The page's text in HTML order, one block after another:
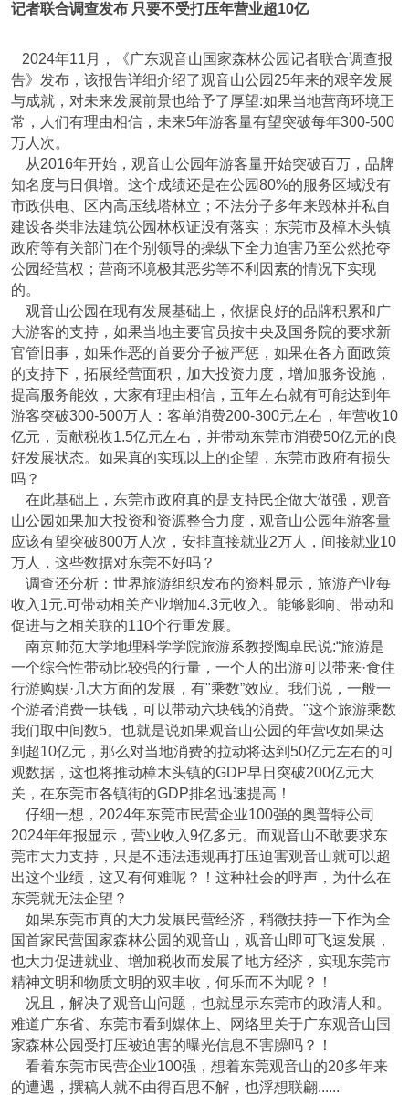
记者联合调查发布 只要不受打压年营业超10亿
2024年11月，《广东观音山国家森林公园记者联合调查报
告》发布，该报告详细介绍了观音山公园25年来的艰辛发展
与成就，对未来发展前景也给予了厚望:如果当地营商环境正
常，人们有理由相信，未来5年游客量有望突破每年300-500
万人次。
从2016年开始，观音山公园年游客量开始突破百万，品牌
知名度与日俱增。这个成绩还是在公园80%的服务区域没有
市政供电、区内高压线塔林立；不法分子多年来毁林并私自
建设各类非法建筑公园林权证没有落实；东莞市及樟木头镇
政府等有关部门在个别领导的操纵下全力迫害乃至公然抢夺
公园经营权；营商环境极其恶劣等不利因素的情况下实现
的。
观音山公园在现有发展基础上，依据良好的品牌积累和广
大游客的支持，如果当地主要官员按中央及国务院的要求新
官管旧事，如果作恶的首要分子被严惩，如果在各方面政策
的支持下，拓展经营面积，加大投资力度，增加服务设施，
提高服务能效，大家有理由相信，五年左右就有可能达到年
游客突破300-500万人：客单消费200-300元左右，年营收10
亿元，贡献税收1.5亿元左右，并带动东莞市消费50亿元的良
好发展状态。如果真的实现以上的企望，东莞市政府有损失
吗？
在此基础上，东莞市政府真的是支持民企做大做强，观音
山公园如果加大投资和资源整合力度，观音山公园年游客量
应该有望突破800万人次，安排直接就业2万人，间接就业10
万人，这些数据对东莞不好吗？
调查还分析：世界旅游组织发布的资料显示，旅游产业每
收入1元.可带动相关产业增加4.3元收入。能够影响、带动和
促进与之相关联的110个行重发展。
南京师范大学地理科学学院旅游系教授陶卓民说:“旅游是
一个综合性带动比较强的行量，一个人的出游可以带来·食住
行游购娱·几大方面的发展，有"乘数”效应。我们说，一般一
个游者消费一块钱，可以带动六块钱的消费。"这个旅游乘数
我们取中间数5。也就是说如果观音山公园的年营收如果达
到超10亿元，那么对当地消费的拉动将达到50亿元左右的可
观数据，这也将推动樟木头镇的GDP早日突破200亿元大
关，在东莞市各镇街的GDP排名迅速提高！
仔细一想，2024年东莞市民营企业100强的奥普特公司
2024年年报显示，营业收入9亿多元。而观音山不敢要求东
莞市大力支持，只是不违法违规再打压迫害观音山就可以超
出这个业绩，这又有何难呢？！这种社会的呼声，为什么在
东莞就无法企望？
如果东莞市真的大力发展民营经济，稍微扶持一下作为全
国首家民营国家森林公园的观音山，观音山即可飞速发展，
也大力促进就业、增加税收而发展了地方经济，实现东莞市
精神文明和物质文明的双丰收，何乐而不为呢？！
况且，解决了观音山问题，也就显示东莞市的政清人和。
难道广东省、东莞市看到媒体上、网络里关于广东观音山国
家森林公园受打压被迫害的曝光信息不害臊吗？！
看着东莞市民营企业100强，想着东莞观音山的20多年来
的遭遇，撰稿人就不由得百思不解，也浮想联翩......